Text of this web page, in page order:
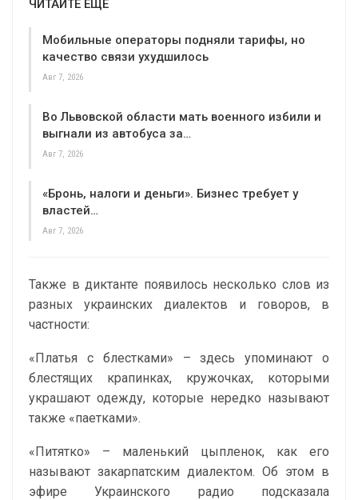
ЧИТАЙТЕ ЕЩЕ
Мобильные операторы подняли тарифы, но
качество связи ухудшилось
Авг 7, 2026
Во Львовской области мать военного избили и
выгнали из автобуса за…
Авг 7, 2026
«Бронь, налоги и деньги». Бизнес требует у
властей…
Авг 7, 2026
Также в диктанте появилось несколько слов из
разных украинских диалектов и говоров, в
частности:
«Платья с блестками» – здесь упоминают о
блестящих крапинках, кружочках, которыми
украшают одежду, которые нередко называют
также «паетками».
«Питятко» – маленький цыпленок, как его
называют закарпатским диалектом. Об этом в
эфире Украинского радио подсказала